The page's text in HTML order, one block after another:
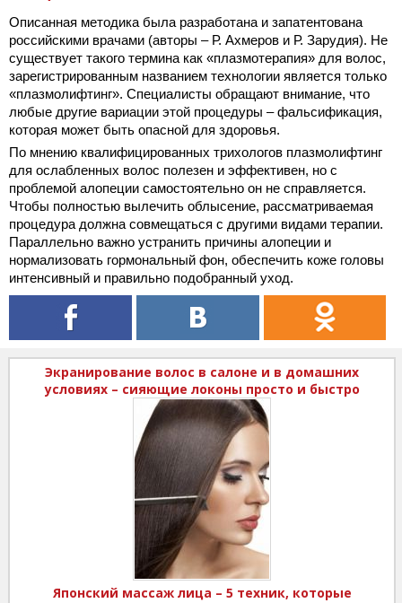
Описанная методика была разработана и запатентована
российскими врачами (авторы – Р. Ахмеров и Р. Зарудия). Не
существует такого термина как «плазмотерапия» для волос,
зарегистрированным названием технологии является только
«плазмолифтинг». Специалисты обращают внимание, что
любые другие вариации этой процедуры – фальсификация,
которая может быть опасной для здоровья.
По мнению квалифицированных трихологов плазмолифтинг
для ослабленных волос полезен и эффективен, но с
проблемой алопеции самостоятельно он не справляется.
Чтобы полностью вылечить облысение, рассматриваемая
процедура должна совмещаться с другими видами терапии.
Параллельно важно устранить причины алопеции и
нормализовать гормональный фон, обеспечить коже головы
интенсивный и правильно подобранный уход.
Экранирование волос в салоне и в домашних
условиях – сияющие локоны просто и быстро
Японский массаж лица – 5 техник, которые